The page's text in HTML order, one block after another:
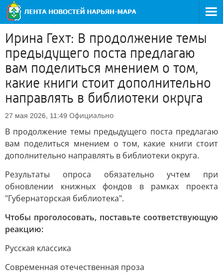
Ирина Гехт: В продолжение темы
предыдущего поста предлагаю
вам поделиться мнением о том,
какие книги стоит дополнительно
направлять в библиотеки округа
27 мая 2026, 11:49 Официально
В продолжение темы предыдущего поста предлагаю
вам поделиться мнением о том, какие книги стоит
дополнительно направлять в библиотеки округа.
Результаты опроса обязательно учтем при
обновлении книжных фондов в рамках проекта
"Губернаторская библиотека".
Чтобы проголосовать, поставьте соответствующую
реакцию:
Русская классика
Современная отечественная проза